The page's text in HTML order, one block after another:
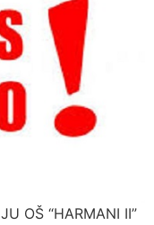
OŠ “HARMANI II”